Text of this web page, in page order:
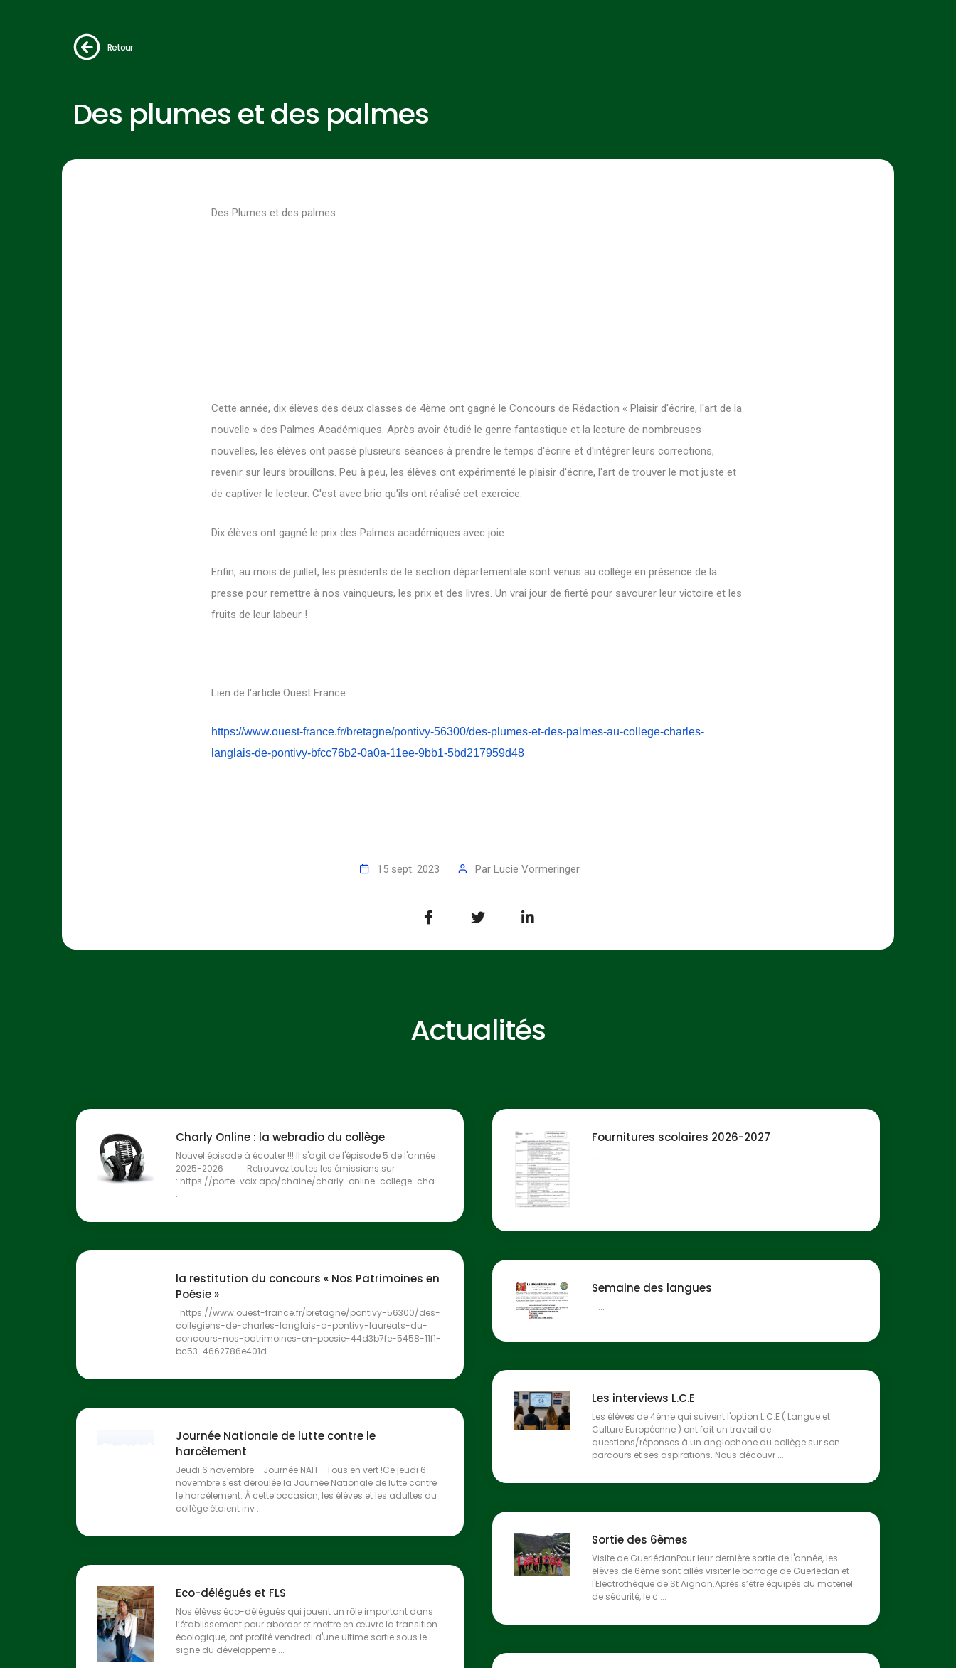
Retour
Des plumes et des palmes
Des Plumes et des palmes
Cette année, dix élèves des deux classes de 4ème ont gagné le Concours de Rédaction « Plaisir d'écrire, l'art de la
nouvelle » des Palmes Académiques. Après avoir étudié le genre fantastique et la lecture de nombreuses
nouvelles, les élèves ont passé plusieurs séances à prendre le temps d'écrire et d'intégrer leurs corrections,
revenir sur leurs brouillons. Peu à peu, les élèves ont expérimenté le plaisir d'écrire, l'art de trouver le mot juste et
de captiver le lecteur. C'est avec brio qu'ils ont réalisé cet exercice.
Dix élèves ont gagné le prix des Palmes académiques avec joie.
Enfin, au mois de juillet, les présidents de le section départementale sont venus au collège en présence de la
presse pour remettre à nos vainqueurs, les prix et des livres. Un vrai jour de fierté pour savourer leur victoire et les
fruits de leur labeur !
Lien de l'article Ouest France
https://www.ouest-france.fr/bretagne/pontivy-56300/des-plumes-et-des-palmes-au-college-charles-
langlais-de-pontivy-bfcc76b2-0a0a-11ee-9bb1-5bd217959d48
15 sept. 2023 Par Lucie Vormeringer
Actualités
Charly Online : la webradio du collège
Nouvel épisode à écouter !!! Il s'agit de l'épisode 5 de l'année
2025-2026 Retrouvez toutes les émissions sur
: https://porte-voix.app/chaine/charly-online-college-cha
...
Fournitures scolaires 2026-2027
...
la restitution du concours « Nos Patrimoines en
Poésie »
https://www.ouest-france.fr/bretagne/pontivy-56300/des-
collegiens-de-charles-langlais-a-pontivy-laureats-du-
concours-nos-patrimoines-en-poesie-44d3b7fe-5458-11f1-
bc53-4662786e401d ...
Semaine des langues
...
Les interviews L.C.E
Les élèves de 4ème qui suivent l'option L.C.E ( Langue et
Culture Européenne ) ont fait un travail de
questions/réponses à un anglophone du collège sur son
parcours et ses aspirations. Nous découvr ...
Journée Nationale de lutte contre le
harcèlement
Jeudi 6 novembre - Journée NAH - Tous en vert !Ce jeudi 6
novembre s'est déroulée la Journée Nationale de lutte contre
le harcèlement. À cette occasion, les élèves et les adultes du
collège étaient inv ...
Sortie des 6èmes
Visite de GuerlédanPour leur dernière sortie de l'année, les
élèves de 6ème sont allés visiter le barrage de Guerlédan et
l'Electrothèque de St Aignan.Après s’être équipés du matériel
de sécurité, le c ...
Eco-délégués et FLS
Nos élèves éco-délégués qui jouent un rôle important dans
l’établissement pour aborder et mettre en œuvre la transition
écologique, ont profité vendredi d'une ultime sortie sous le
signe du développeme ...